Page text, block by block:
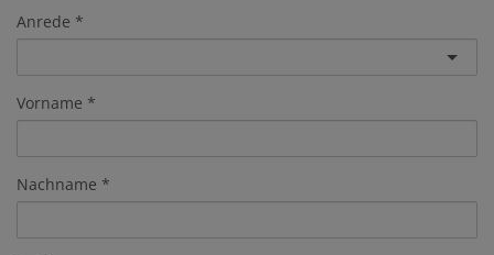
Anrede
Vorname
Nachname